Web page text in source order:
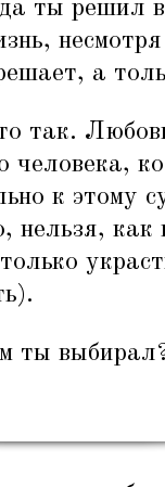
ты решил
а
так.
человека,
к этому
нельзя, как
ты